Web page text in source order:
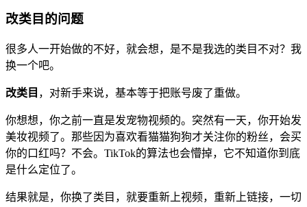
改类目的问题
很多人一开始做的不好，就会想，是不是我选的类目不对？我
换一个吧。
改类目 ，对新手来说，基本等于把账号废了重做。
你想想，你之前一直是发宠物视频的。突然有一天，你开始发
美妆视频了。那些因为喜欢看猫猫狗狗才关注你的粉丝，会买
你的口红吗？不会。TikTok的算法也会懵掉，它不知道你到底
是什么定位了。
结果就是，你换了类目，就要重新上视频，重新上链接，一切